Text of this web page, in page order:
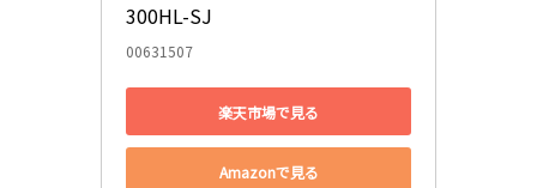
300HL-SJ
00631507
楽天市場で見る
Amazonで見る